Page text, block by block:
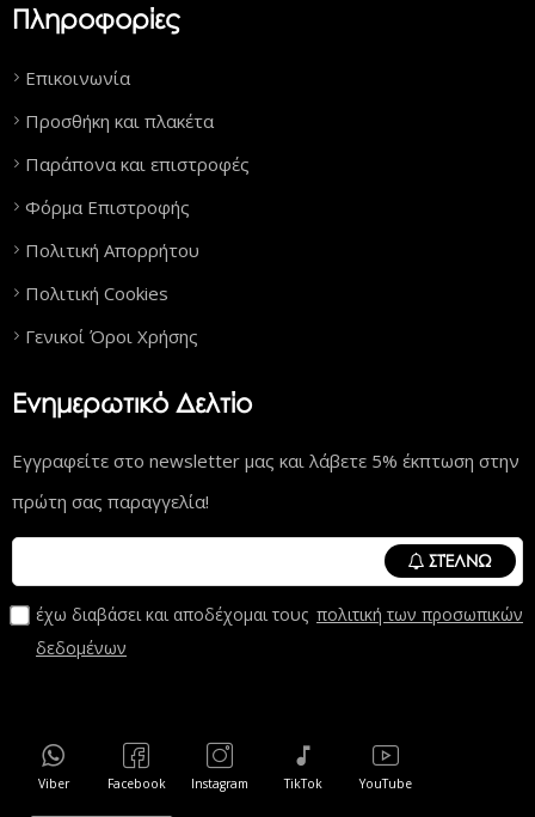
Πληροφορίες
Επικοινωνία
Προσθήκη και πλακέτα
Παράπονα και επιστροφές
Φόρμα Επιστροφής
Πολιτική Απορρήτου
Πολιτική Cookies
Γενικοί Όροι Χρήσης
Ενημερωτικό Δελτίο
Εγγραφείτε στο newsletter μας και λάβετε 5% έκπτωση στην
πρώτη σας παραγγελία!
ΣΤΈΛΝΩ
έχω διαβάσει και αποδέχομαι τους πολιτική των προσωπικών
δεδομένων
Viber Facebook Instagram TikTok YouTube